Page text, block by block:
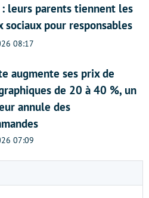
leurs parents tiennent les
sociaux pour responsables
08:17
augmente ses prix de
de 20 à 40 %, un
annule des
07:09